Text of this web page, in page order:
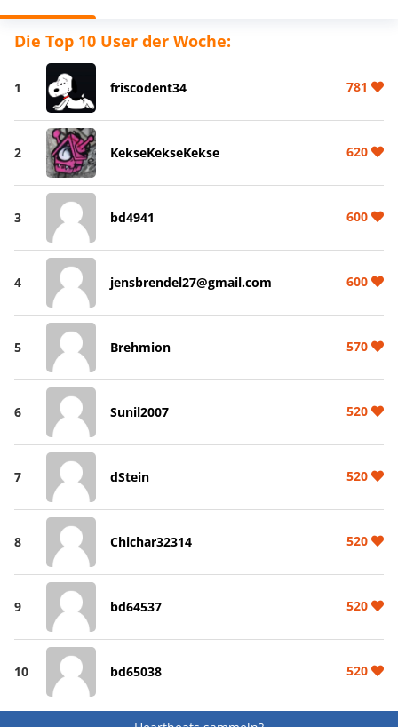
Die Top 10 User der Woche:
1 friscodent34 781
2 KekseKekseKekse 620
3 bd4941 600
4 jensbrendel27@gmail.com 600
5 Brehmion 570
6 Sunil2007 520
7 dStein 520
8 Chichar32314 520
9 bd64537 520
10 bd65038 520